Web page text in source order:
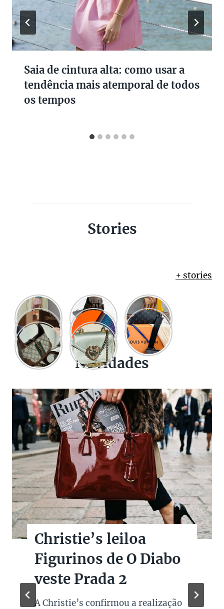
Saia de cintura alta: como usar a
tendência mais atemporal de todos
os tempos
Stories
+ stories
Novidades
Christie’s leiloa
Figurinos de O Diabo
veste Prada 2
A Christie’s confirmou a realização